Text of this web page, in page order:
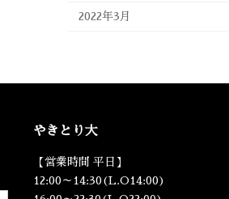
2022年3月
やきとり大
【営業時間 平日】
12:00～14:30(L.O14:00)